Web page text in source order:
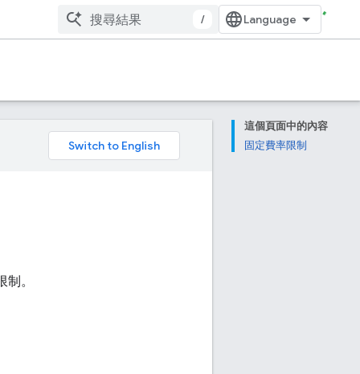
/
這個頁面中的內容
固定費率限制
。